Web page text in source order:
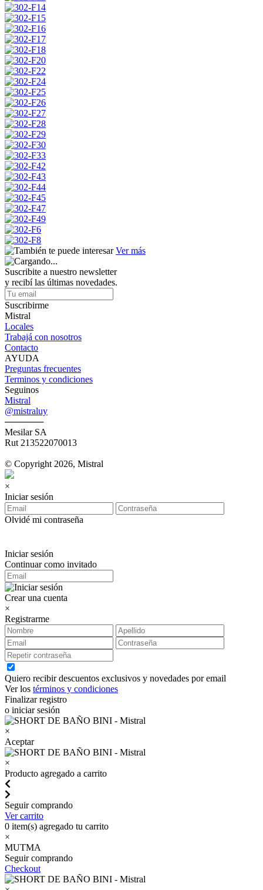
Ver más
Suscribite a nuestro newsletter
y recibí las últimas novedades.
Suscribirme
Mistral
Locales
Trabajá con nosotros
Contacto
AYUDA
Preguntas frecuentes
Terminos y condiciones
Seguinos
Mistral
@mistraluy
──────
Mesilar SA
Rut 213522070013
© Copyright 2026, Mistral
×
Iniciar sesión
Olvidé mi contraseña
Iniciar sesión
Continuar como invitado
Crear una cuenta
×
Registrarme
Quiero recibir descuentos exclusivos y novedades por email
Ver los términos y condiciones
Finalizar registro
o iniciar sesión
×
Aceptar
×
Producto agregado a carrito
Seguir comprando
Ver carrito
0 item(s) agregado tu carrito
×
MUTMA
Seguir comprando
Checkout